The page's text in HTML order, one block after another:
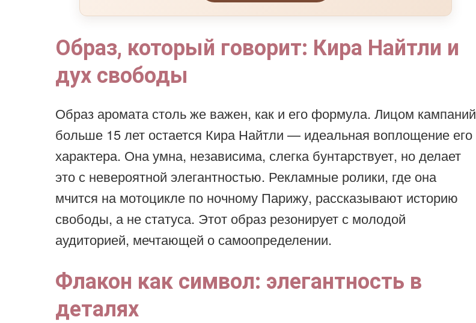
Образ, который говорит: Кира Найтли и
дух свободы
Образ аромата столь же важен, как и его формула. Лицом кампаний
больше 15 лет остается Кира Найтли — идеальная воплощение его
характера. Она умна, независима, слегка бунтарствует, но делает
это с невероятной элегантностью. Рекламные ролики, где она
мчится на мотоцикле по ночному Парижу, рассказывают историю
свободы, а не статуса. Этот образ резонирует с молодой
аудиторией, мечтающей о самоопределении.
Флакон как символ: элегантность в
деталях